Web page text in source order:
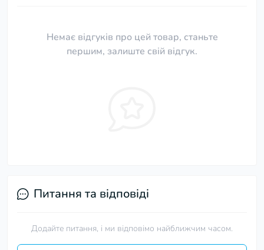
Немає відгуків про цей товар, станьте
першим, залиште свій відгук.
Питання та відповіді
Додайте питання, і ми відповімо найближчим часом.